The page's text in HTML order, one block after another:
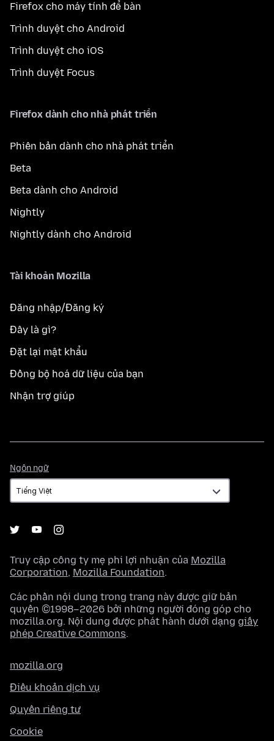
Firefox cho máy tính để bàn
Trình duyệt cho Android
Trình duyệt cho iOS
Trình duyệt Focus
Firefox dành cho nhà phát triển
Phiên bản dành cho nhà phát triển
Beta
Beta dành cho Android
Nightly
Nightly dành cho Android
Tài khoản Mozilla
Đăng nhập/Đăng ký
Đây là gì?
Đặt lại mật khẩu
Đồng bộ hoá dữ liệu của bạn
Nhận trợ giúp
Ngôn ngữ
ngữ
Truy cập công ty mẹ phi lợi nhuận của Mozilla
Corporation, Mozilla Foundation.
Các phần nội dung trong trang này được giữ bản
quyền ©1998–2026 bởi những người đóng góp cho
mozilla.org. Nội dung được phát hành dưới dạng giấy
phép Creative Commons.
mozilla.org
Điều khoản dịch vụ
Quyền riêng tư
Cookie